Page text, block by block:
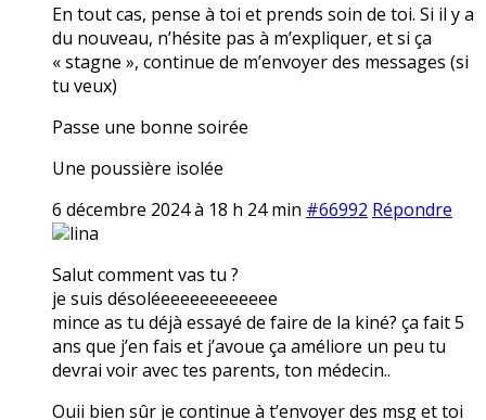
En tout cas, pense à toi et prends soin de toi. Si il y a
du nouveau, n’hésite pas à m’expliquer, et si ça
« stagne », continue de m’envoyer des messages (si
tu veux)
Passe une bonne soirée
Une poussière isolée
6 décembre 2024 à 18 h 24 min #66992 Répondre
lina
Salut comment vas tu ?
je suis désoléeeeeeeeeeeee
mince as tu déjà essayé de faire de la kiné? ça fait 5
ans que j’en fais et j’avoue ça améliore un peu tu
devrai voir avec tes parents, ton médecin..
Ouii bien sûr je continue à t’envoyer des msg et toi